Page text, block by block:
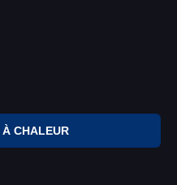
À CHALEUR